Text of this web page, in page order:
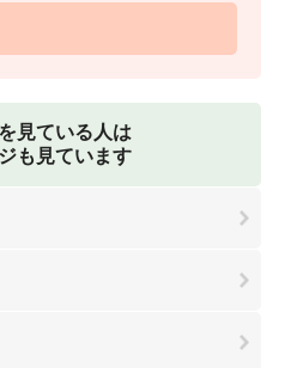
見ている人は
も見ています